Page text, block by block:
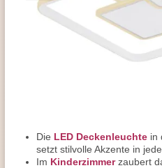
Die LED Deckenleuchte in
setzt stilvolle Akzente in
Im Kinderzimmerzaubert